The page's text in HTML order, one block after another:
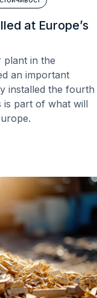
at Europe’s
plant in the
an important
installed the fourth
is part of what will